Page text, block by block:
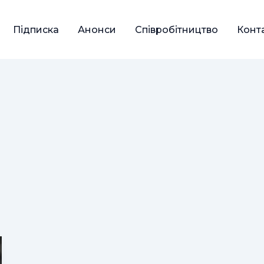
Підписка Анонси Співробітництво